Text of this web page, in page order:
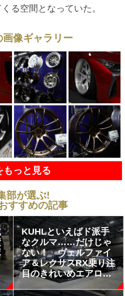
る空間となっていた。
画像ギャラリー
もっと見る
部が選ぶ!
すすめの記事
KUHLといえばド派手
なクルマ……だけじゃ
ない！ ヴェルファイ
ア＆レクサスRX乗り注
目のきれいめエアロが
爆誕【AMA2026】